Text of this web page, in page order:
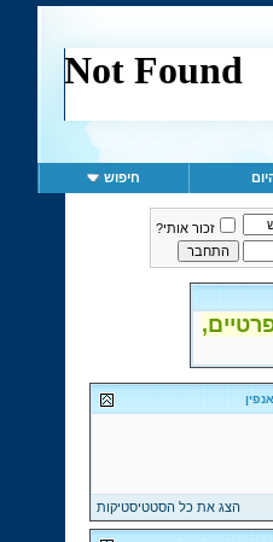
חיפוש
זכור אותי?
הצג את כל הסטטיסטיקות